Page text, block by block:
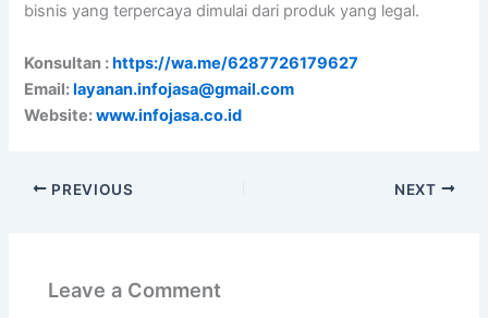
bisnis yang terpercaya dimulai dari produk yang legal.
Konsultan :https://wa.me/6287726179627
Email:layanan.infojasa@gmail.com
Website:www.infojasa.co.id
PREVIOUS NEXT
Leave a Comment